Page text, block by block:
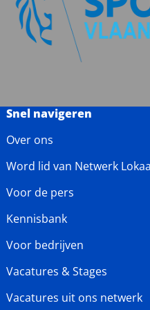
Snel navigeren
Over ons
Word lid van Netwerk
Voor de pers
Kennisbank
Voor bedrijven
Vacatures & Stages
Vacatures uit ons netwerk